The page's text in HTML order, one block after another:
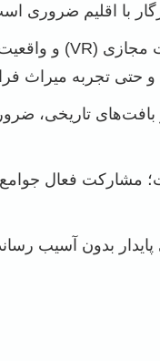
با اقلیم ضروری
تاریخی،
مشارکت فعال
بدون آسیب